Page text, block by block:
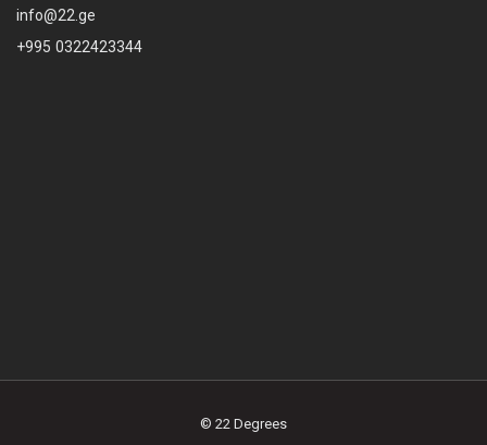
info@22.ge
+995 0322423344
© 22 Degrees